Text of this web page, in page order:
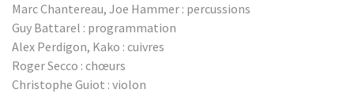
Marc Chantereau, Joe Hammer : percussions
Guy Battarel : programmation
Alex Perdigon, Kako : cuivres
Roger Secco : chœurs
Christophe Guiot : violon